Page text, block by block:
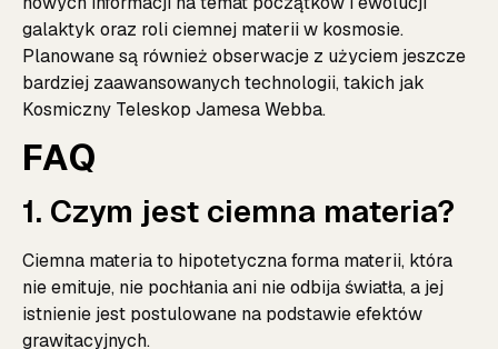
galaktyk oraz roli ciemnej materii w kosmosie.
Planowane są również obserwacje z użyciem jeszcze
bardziej zaawansowanych technologii, takich jak
Kosmiczny Teleskop Jamesa Webba.
FAQ
1. Czym jest ciemna materia?
Ciemna materia to hipotetyczna forma materii, która
nie emituje, nie pochłania ani nie odbija światła, a jej
istnienie jest postulowane na podstawie efektów
grawitacyjnych.